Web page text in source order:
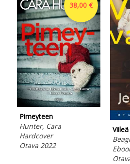
38,00 €
Pimeyteen
Hunter, Cara
Hardcover
Otava 2022